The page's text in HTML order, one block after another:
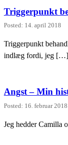
Triggerpunkt
Posted: 14. april 2018
Triggerpunkt
indlæg fordi, jeg […]
Angst – Min
Posted: 16. februar 2018
Jeg hedder Camilla